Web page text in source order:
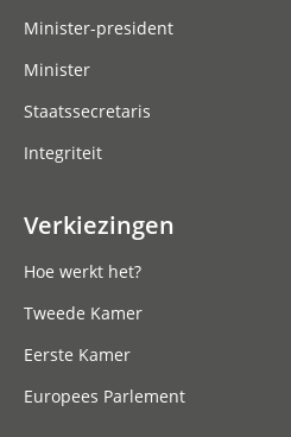
Minister-president
Minister
Staatssecretaris
Integriteit
Verkiezingen
Hoe werkt het?
Tweede Kamer
Eerste Kamer
Europees Parlement